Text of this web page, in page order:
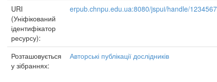
URI
(Уніфікований
ідентифікатор
ресурсу):
erpub.chnpu.edu.ua:8080/jspui/handle/
Розташовується
у зібраннях:
Авторські публікації дослідників